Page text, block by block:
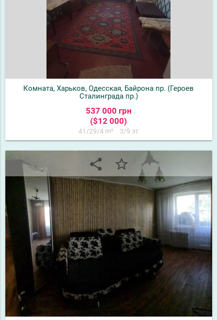
Комната, Харьков, Одесская, Байрона пр. (Героев
Сталинграда пр.)
537 000 грн
($12 000)
41/29/4 m² 3/9 эт
share star_border